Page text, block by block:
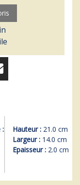
:
Hauteur : 21.0 cm
Largeur : 14.0 cm
Epaisseur : 2.0 cm